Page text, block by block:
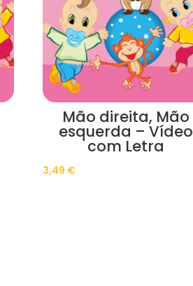
Mão direita, Mão
esquerda – Vídeo
com Letra
3,49 €